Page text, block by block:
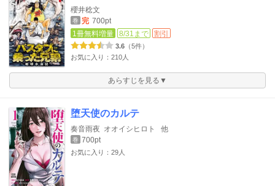
櫻井稔文
巻 完 700pt
1冊無料増量
8/31まで 割引
3.6 （5件）
お気に入り：210人
あらすじを見る▼
堕天使のカルテ
奏音雨夜 オオイシヒロト 他
巻 700pt
お気に入り：29人